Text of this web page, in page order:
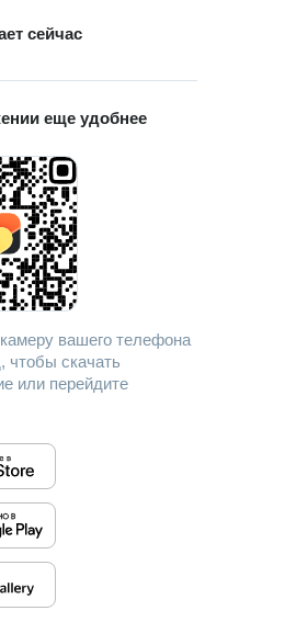
сейчас
еще удобнее
вашего телефона
чтобы скачать
или перейдите